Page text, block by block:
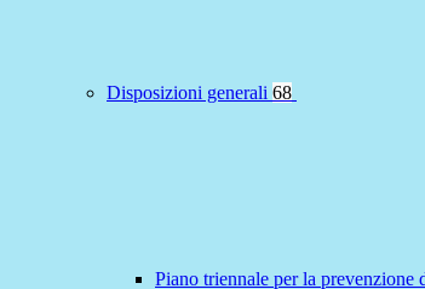
Disposizioni generali 68
Piano triennale per la prevenzione